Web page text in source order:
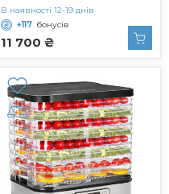
для фруктів, дегідратор, 2
коробки, батончик мюслі,
одинарний без BPA
11 700 ₴
В наявності 12-19 днів
+117 бонусів